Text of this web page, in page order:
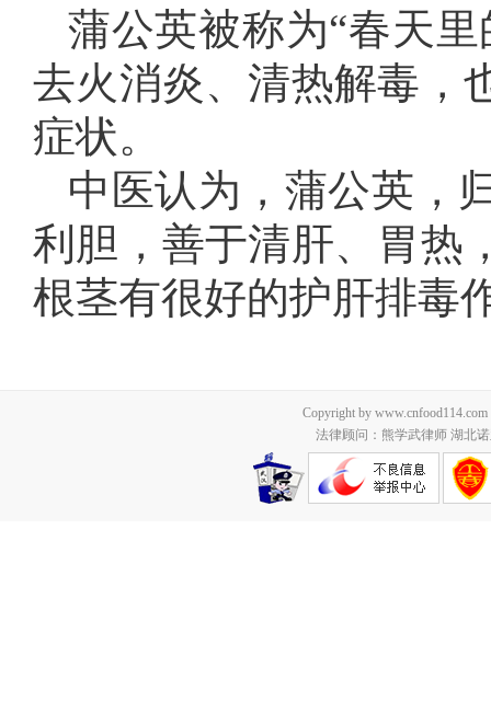
蒲公英被称为“春天
去火消炎、清热解毒，
症状。
中医认为，蒲公英，
利胆，善于清肝、胃热
根茎有很好的护肝排毒
Copyright by
法律顾问：熊学武律师 湖北